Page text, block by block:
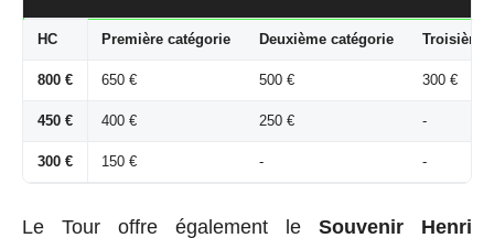
HC Première catégorie Deuxième catégorie Troisième
800 € 650 € 500 € 300 €
450 € 400 € 250 € -
300 € 150 € - -
Le Tour offre également leSouvenir Henri